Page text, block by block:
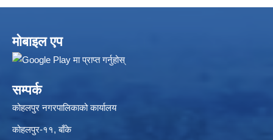
मोबाइल एप
सम्पर्क
कोहलपुर नगरपालिकाको कार्यालय
कोहलपुर-११, बाँके